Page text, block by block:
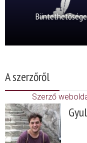
A szerzőről
Szerző